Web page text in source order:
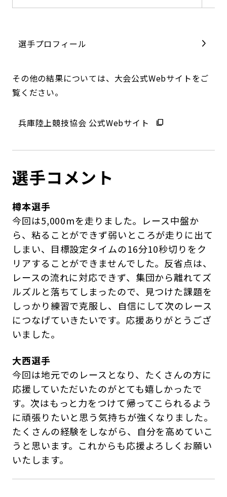
選手プロフィール
その他の結果については、大会公式Webサイトをご
覧ください。
兵庫陸上競技協会 公式Webサイト
選手コメント
樽本選手
今回は5,000mを走りました。レース中盤か
ら、粘ることができず弱いところが走りに出て
しまい、目標設定タイムの16分10秒切りをク
リアすることができませんでした。反省点は、
レースの流れに対応できず、集団から離れてズ
ルズルと落ちてしまったので、見つけた課題を
しっかり練習で克服し、自信にして次のレース
につなげていきたいです。応援ありがとうござ
いました。
大西選手
今回は地元でのレースとなり、たくさんの方に
応援していただいたのがとても嬉しかったで
す。次はもっと力をつけて帰ってこられるよう
に頑張りたいと思う気持ちが強くなりました。
たくさんの経験をしながら、自分を高めていこ
うと思います。これからも応援よろしくお願い
いたします。